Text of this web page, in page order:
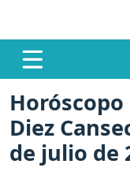
Horóscopo
Diez
de julio de